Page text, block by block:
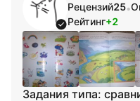
Рецензий25•
Рейтинг+2
Задания типа: